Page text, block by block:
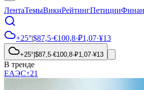
ЛентаТемыВикиРейтингПетиции
+25°|$87,5·€100,8·₽1,07·¥13
+25° $87,5·€100,8·₽1,07·¥13
В тренде
ЕАЭС↑21